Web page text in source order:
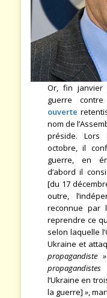
Or, fin janvier
guerre
ouverte
nom de
préside. Lors
octobre, il
guerre, en
d’abord il
[du 17
outre,
reconnue par
reprendre ce
selon laquelle
Ukraine et
propagandiste »
propagandistes
l’Ukraine en
la guerre] »,